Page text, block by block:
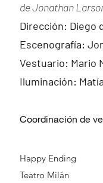
de Jonathan
Dirección: Diego
Escenografía:
Vestuario: Mario
Iluminación:
Coordinación de
Happy Ending
Teatro Milán